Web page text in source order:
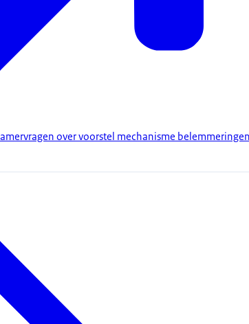
over voorstel mechanisme belemmeringen